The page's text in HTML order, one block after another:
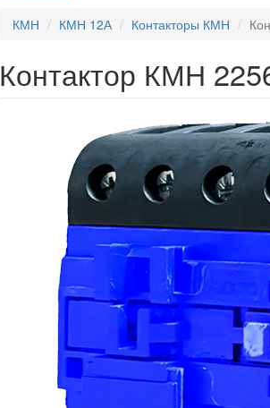
КМН
КМН 12А Контакторы КМН
Контактор КМН